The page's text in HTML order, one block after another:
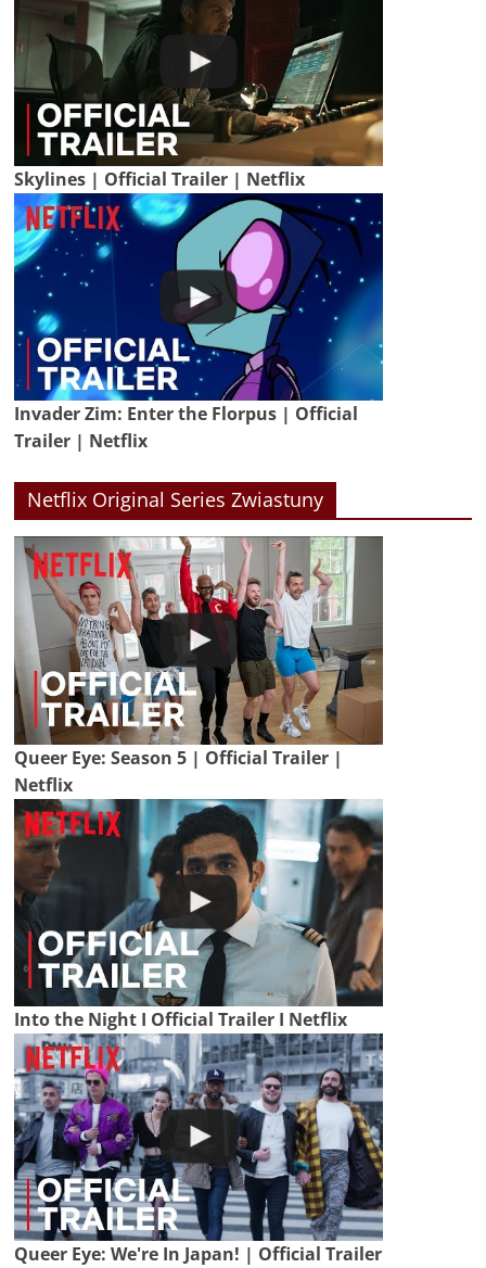
Skylines | Official Trailer | Netflix
Invader Zim: Enter the Florpus | Official
Trailer | Netflix
Netflix Original Series Zwiastuny
Queer Eye: Season 5 | Official Trailer |
Netflix
Into the Night I Official Trailer I Netflix
Queer Eye: We're In Japan! | Official Trailer